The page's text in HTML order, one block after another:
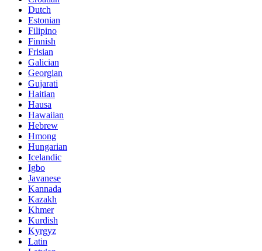
Dutch
Estonian
Filipino
Finnish
Frisian
Galician
Georgian
Gujarati
Haitian
Hausa
Hawaiian
Hebrew
Hmong
Hungarian
Icelandic
Igbo
Javanese
Kannada
Kazakh
Khmer
Kurdish
Kyrgyz
Latin